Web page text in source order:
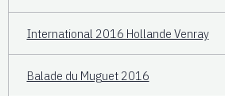
International 2016 Hollande Venray
Balade du Muguet 2016